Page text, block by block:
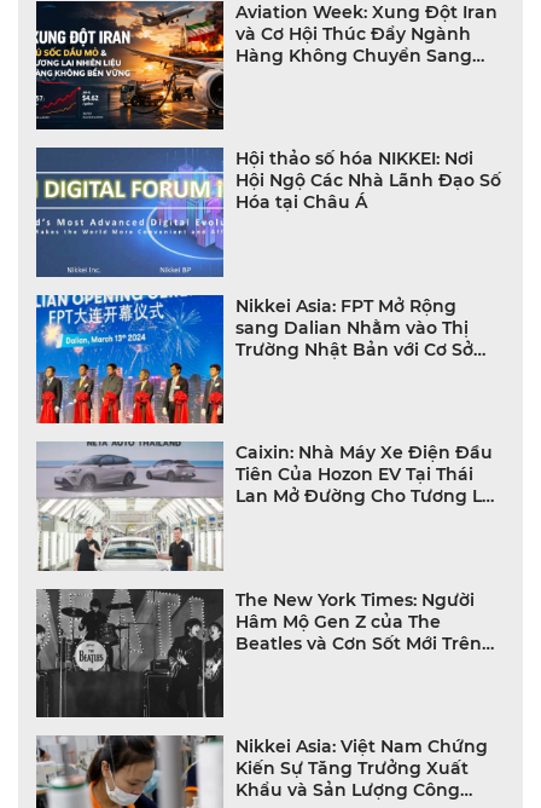
Aviation Week: Xung Đột Iran
và Cơ Hội Thúc Đẩy Ngành
Hàng Không Chuyển Sang
Hội thảo số hóa NIKKEI: Nơi
Hội Ngộ Các Nhà Lãnh Đạo Số
Hóa tại Châu Á
Nikkei Asia: FPT Mở Rộng
sang Dalian Nhằm vào Thị
Trường Nhật Bản với Cơ Sở
Caixin: Nhà Máy Xe Điện Đầu
Tiên Của Hozon EV Tại Thái
Lan Mở Đường Cho Tương Lai
The New York Times: Người
Hâm Mộ Gen Z của The
Beatles và Cơn Sốt Mới Trên
Nikkei Asia: Việt Nam Chứng
Kiến Sự Tăng Trưởng Xuất
Khẩu và Sản Lượng Công